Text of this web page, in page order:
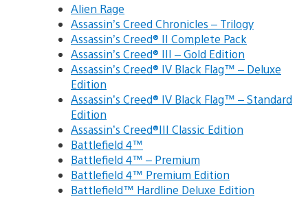
Alien Rage
Assassin’s Creed Chronicles – Trilogy
Assassin’s Creed® II Complete Pack
Assassin’s Creed® III – Gold Edition
Assassin’s Creed® IV Black Flag™ – Deluxe
Edition
Assassin’s Creed® IV Black Flag™ – Standard
Edition
Assassin’s Creed®III Classic Edition
Battlefield 4™
Battlefield 4™ – Premium
Battlefield 4™ Premium Edition
Battlefield™ Hardline Deluxe Edition